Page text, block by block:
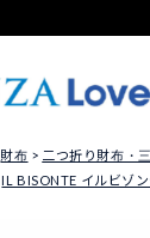
財布 二つ折り財布・
IL BISONTE イルビゾン